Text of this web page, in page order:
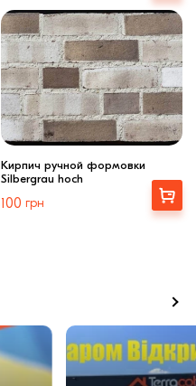
Кирпич ручной формовки
Silbergrau hoch
100 грн
Купити